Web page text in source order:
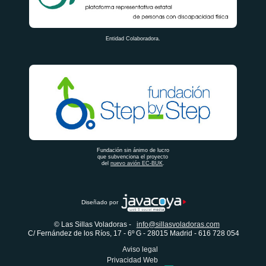
Entidad Colaboradora.
Fundación sin ánimo de lucro
que subvenciona el proyecto
del nuevo avión EC-BUK.
Diseñado por
© Las Sillas Voladoras - info@sillasvoladoras.com
C/ Fernández de los Ríos, 17 - 6º G - 28015 Madrid - 616 728 054
Aviso legal
Privacidad Web